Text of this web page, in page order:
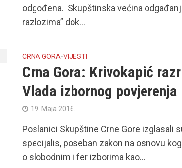
odgođena. Skupštinska većina
razlozima” dok...
CRNA GORA•VIJESTI
Crna Gora: Krivokapić
Vlada izbornog povjerenja
19. Maja 2016.
Poslanici Skupštine Crne Gore izglasali
specijalis, poseban zakon na osnovu
o slobodnim i fer izborima kao...